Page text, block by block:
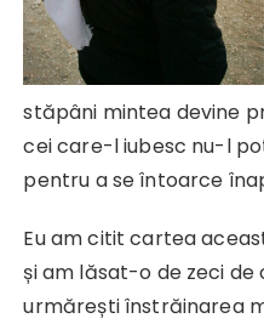
stăpâni mintea devine
cei care-l iubesc nu-l
pentru a se întoarce
Eu am citit cartea
și am lăsat-o de zeci
urmărești înstrăinarea